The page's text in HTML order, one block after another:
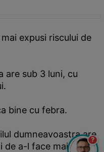
expusi riscului de
are sub 3 luni, cu
bine cu febra.
dumneavoastra are
de a-l face mai
?